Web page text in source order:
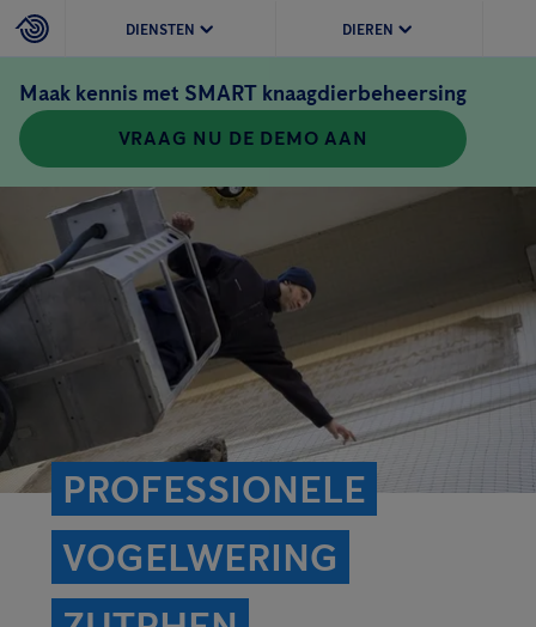
DIENSTEN DIEREN
Maak kennis met SMART knaagdierbeheersing
VRAAG NU DE DEMO AAN
PROFESSIONELE
VOGELWERING